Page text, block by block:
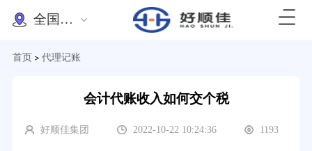
全国办理
首页 > 代理记账
会计代账收入如何交个税
好顺佳集团 2022-10-22 10:24:36 1193